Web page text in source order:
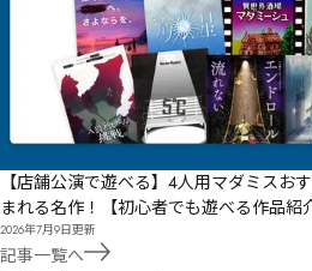
【店舗公演で遊べる】4人用マダミスお
まれる名作！【初心者でも遊べる作品紹
2026年7月9日更新
記事一覧へ